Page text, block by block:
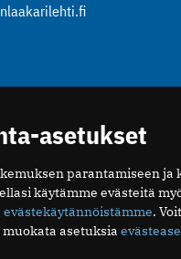
asetukset
parantamiseen ja
käytämme evästeitä
evästekäytännöistämme.
asetuksia